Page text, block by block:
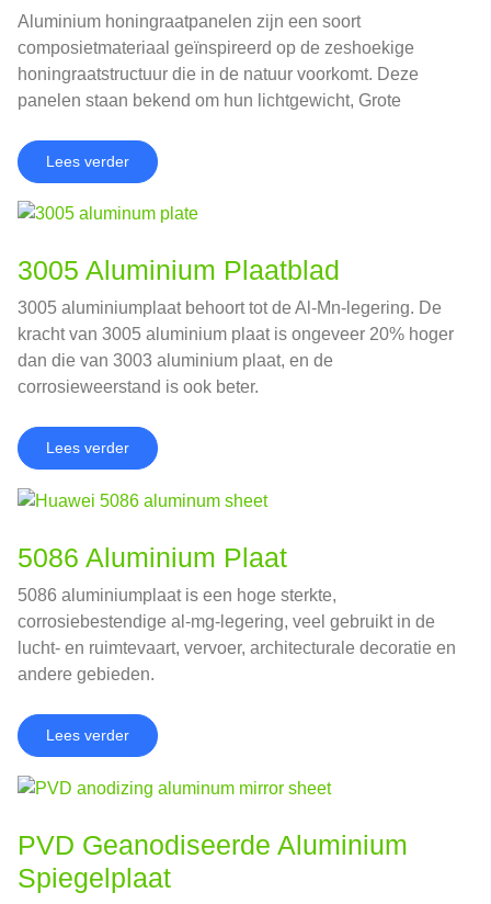
Aluminium honingraatpanelen zijn een soort
composietmateriaal geïnspireerd op de zeshoekige
honingraatstructuur die in de natuur voorkomt. Deze
panelen staan ​​bekend om hun lichtgewicht, Grote
keuze zijn in verschillende industrieën, van bouw tot
ruimtevaart.
Lees verder
3005 Aluminium Plaatblad
3005 aluminiumplaat behoort tot de Al-Mn-legering. De
kracht van 3005 aluminium plaat is ongeveer 20% hoger
dan die van 3003 aluminium plaat, en de
corrosieweerstand is ook beter.
Lees verder
5086 Aluminium Plaat
5086 aluminiumplaat is een hoge sterkte,
corrosiebestendige al-mg-legering, veel gebruikt in de
lucht- en ruimtevaart, vervoer, architecturale decoratie en
andere gebieden.
Lees verder
PVD Geanodiseerde Aluminium
Spiegelplaat